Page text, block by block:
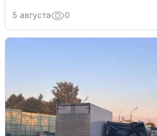
5 августа 0